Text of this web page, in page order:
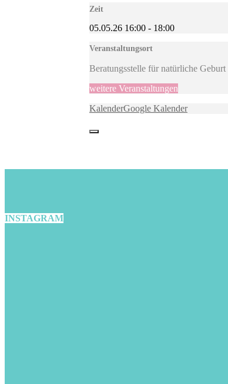
Zeit
05.05.26 16:00 - 18:00
Veranstaltungsort
Beratungsstelle für natürliche Geburt
weitere Veranstaltungen
KalenderGoogle Kalender
INSTAGRAM